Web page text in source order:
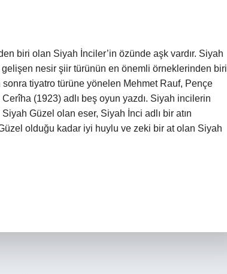
biri olan Siyah İnciler’in özünde aşk vardır. Siyah
nesir şiir türünün en önemli örneklerinden biri
sonra tiyatro türüne yönelen Mehmet Rauf, Pençe
(1923) adlı beş oyun yazdı. Siyah incilerin
Güzel olan eser, Siyah İnci adlı bir atın
olduğu kadar iyi huylu ve zeki bir at olan Siyah